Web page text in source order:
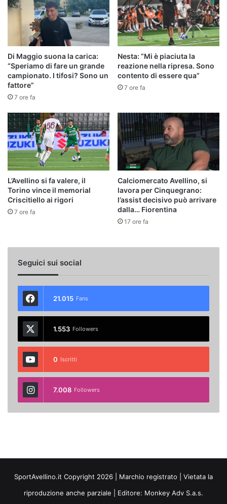
Di Maggio suona la carica:
“Speriamo di fare un grande
campionato. I tifosi? Sono un
fattore”
7 ore fa
Nesta: “Mi è piaciuta la
reazione nella ripresa. Sono
contento di essere qua”
7 ore fa
L’Avellino si fa valere, il
Torino vince il memorial
Criscitiello ai rigori
7 ore fa
Calciomercato Avellino, si
lavora per Cinquegrano:
l’assist decisivo può arrivare
dalla… Fiorentina
17 ore fa
Seguici sui social
21.015 Fans
1.553 Followers
0 Iscritti
7.008 Followers
SportAvellino.it Copyright 2026 | Marchio registrato | Vietata la
riproduzione anche parziale | Editore: Monkey Adv S.a.s.